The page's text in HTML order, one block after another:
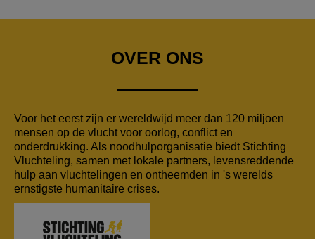
OVER ONS
Voor het eerst zijn er wereldwijd meer dan 120 miljoen
mensen op de vlucht voor oorlog, conflict en
onderdrukking. Als noodhulporganisatie biedt Stichting
Vluchteling, samen met lokale partners, levensreddende
hulp aan vluchtelingen en ontheemden in 's werelds
ernstigste humanitaire crises.